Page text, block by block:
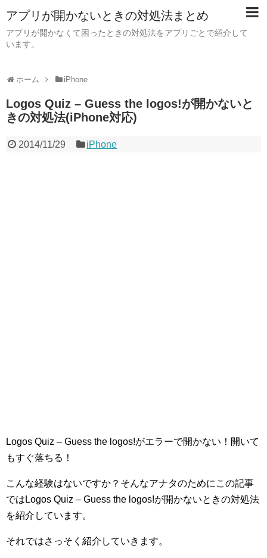
アプリが開かないときの対処法まとめ
アプリが開かなくて困ったときの対処法をアプリごとで紹介して
います。
ホーム iPhone
Logos Quiz – Guess the logos!が開かないと
きの対処法(iPhone対応)
2014/11/29 iPhone
Logos Quiz – Guess the logos!がエラーで開かない！開いて
もすぐ落ちる！
こんな経験はないですか？そんなアナタのためにこの記事
ではLogos Quiz – Guess the logos!が開かないときの対処法
を紹介しています。
それではさっそく紹介していきます。